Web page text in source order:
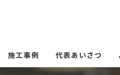
施工事例 代表あいさつ